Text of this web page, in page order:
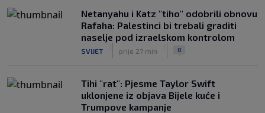
Netanyahu i Katz "tiho" odobrili obnovu
Rafaha: Palestinci bi trebali graditi
naselje pod izraelskom kontrolom
SVIJET prije 27 min 0
Tihi "rat": Pjesme Taylor Swift
uklonjene iz objava Bijele kuće i
Trumpove kampanje